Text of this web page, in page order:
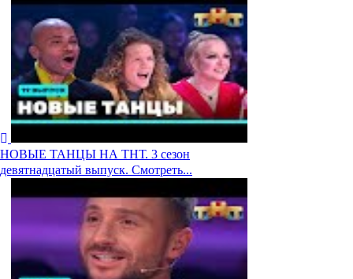
НОВЫЕ ТАНЦЫ НА ТНТ. 3 сезон
девятнадцатый выпуск. Смотреть...